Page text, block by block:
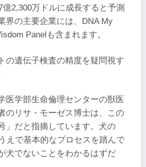
億2,300万ドルに成長すると予測
界の主要企業には、DNA My
Panelも含まれます。
の遺伝子検査の精度を疑問視す
医学部生命倫理センターの獣医
のリサ・モーゼス博士は、この
」だと指摘しています。犬の
えで基本的なプロセスを踏んで
犬でないことをわかるはずだ